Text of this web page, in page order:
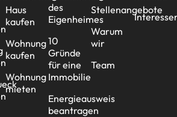
Haus
kaufen
Wohnung
kaufen
Wohnung
mieten
des
Eigenheimes
10
Gründe
für eine
Immobilie
Energieausweis
beantragen
Stellenangebote
Warum
wir
Team